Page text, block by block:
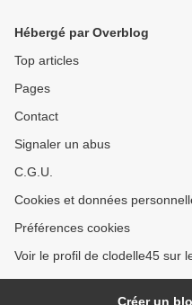
Hébergé par Overblog
Top articles
Pages
Contact
Signaler un abus
C.G.U.
Cookies et données
Préférences cookies
Voir le profil de clodelle45 sur
Créer un